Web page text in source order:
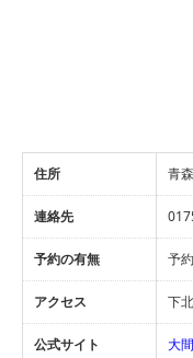
住所 青
連絡先
予約の有無 予
アクセス 下
公式サイト 大